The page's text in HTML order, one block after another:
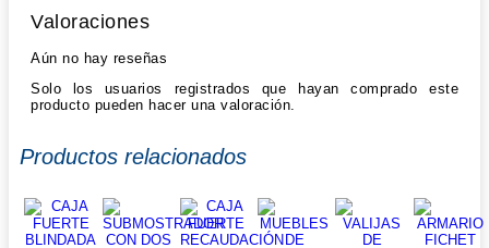
Valoraciones
Aún no hay reseñas
Solo los usuarios registrados que hayan comprado este
producto pueden hacer una valoración.
Productos relacionados